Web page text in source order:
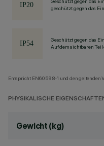
geschützt gegen das
Geschützt gegen das
Auf dem sichtbaren Teil
Entspricht EN60598-1 und den geltenden
PHYSIKALISCHE
Gewicht (kg)